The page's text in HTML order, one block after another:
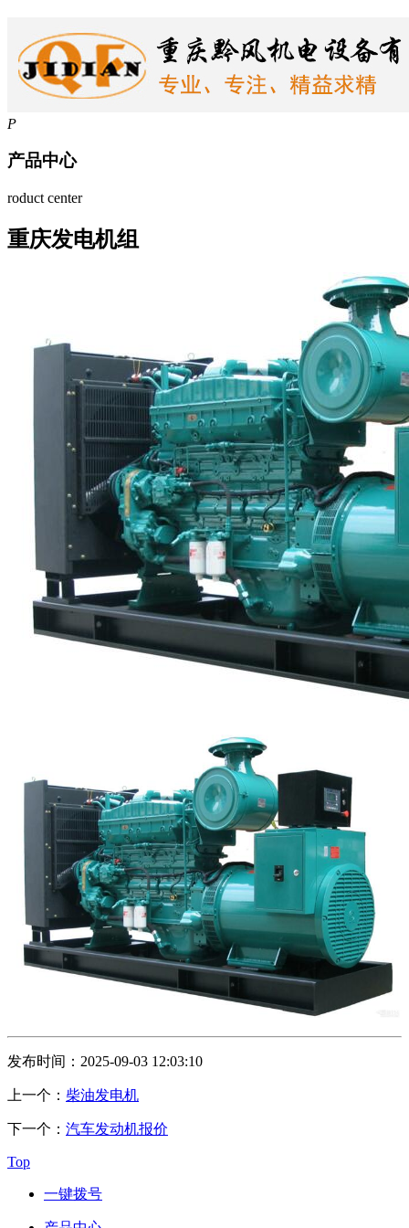
P
产品中心
roduct center
重庆发电机组
发布时间：2025-09-03 12:03:10
上一个： 柴油发电机
下一个： 汽车发动机报价
Top
一键拨号